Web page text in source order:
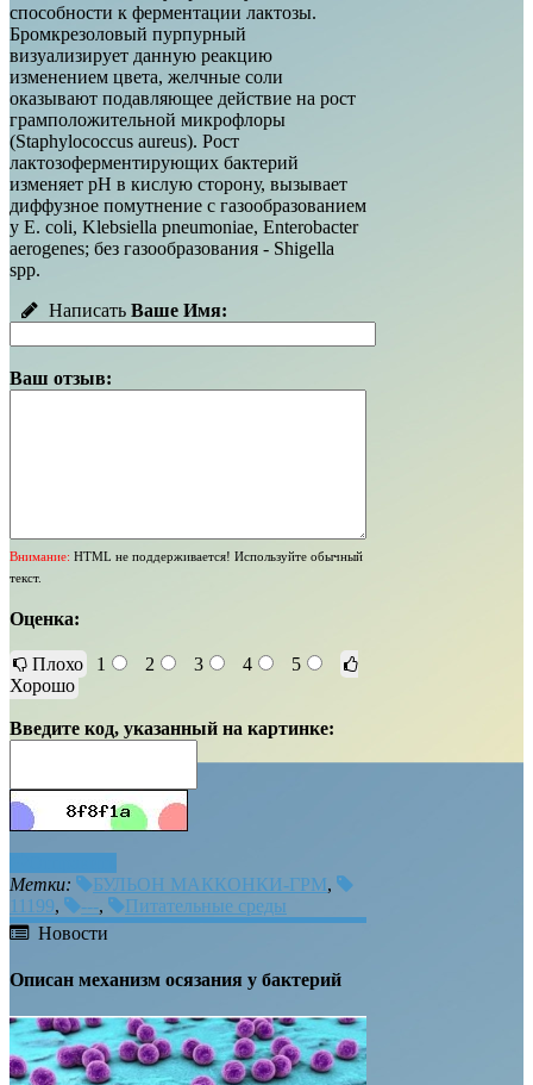
способности к ферментации лактозы.
Бромкрезоловый пурпурный
визуализирует данную реакцию
изменением цвета, желчные соли
оказывают подавляющее действие на рост
грамположительной микрофлоры
(Staphylococcus aureus). Рост
лактозоферментирующих бактерий
изменяет рН в кислую сторону, вызывает
диффузное помутнение с газообразованием
у E. coli, Klebsiella pneumoniae, Enterobacter
aerogenes; без газообразования - Shigella
spp.
Написать Ваше Имя:
Ваш отзыв:
Внимание: HTML не поддерживается! Используйте обычный
текст.
Оценка:
Плохо 1 2 3 4
5
Хорошо
Введите код, указанный на картинке:
Метки:
БУЛЬОН МАККОНКИ-ГРМ,
11199, ---,
Питательные среды
Новости
Описан механизм осязания у бактерий